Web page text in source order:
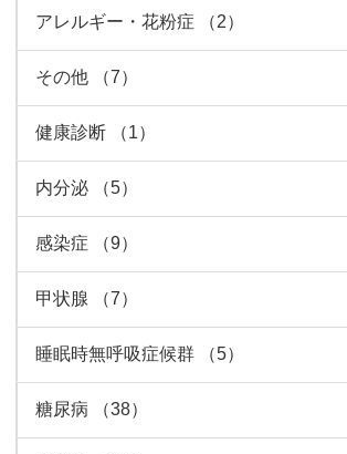
アレルギー・花粉症 （2）
その他 （7）
健康診断 （1）
内分泌 （5）
感染症 （9）
甲状腺 （7）
睡眠時無呼吸症候群 （5）
糖尿病 （38）